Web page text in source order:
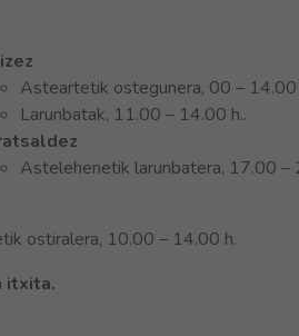
Asteartetik ostegunera, 00 – 14.00
Larunbatak, 11.00 – 14.00 h..
Astelehenetik larunbatera, 17.00 –
ostiralera, 10.00 – 14.00 h.
itxita.